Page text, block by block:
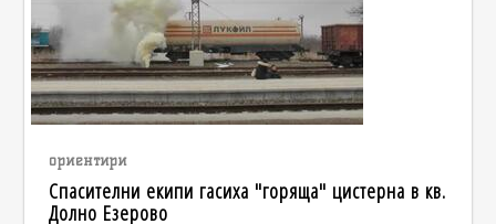
ориентири
Спасителни екипи гасиха "горяща" цистерна в кв.
Долно Езерово